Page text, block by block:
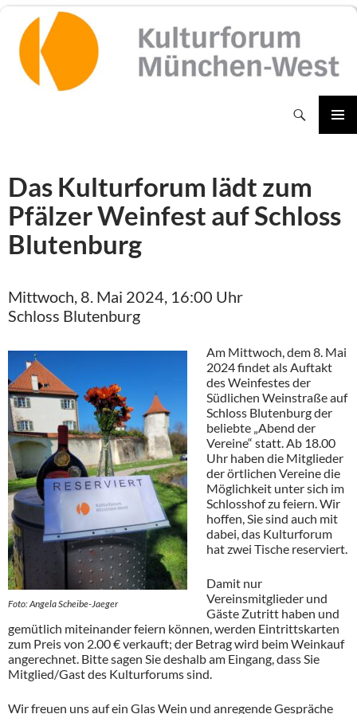
Inhalt
springen
Das Kulturforum lädt zum
Pfälzer Weinfest auf Schloss
Blutenburg
Mittwoch, 8. Mai 2024, 16:00 Uhr
Schloss Blutenburg
Foto: Angela Scheibe-Jaeger
Am Mittwoch, dem 8. Mai
2024 findet als Auftakt
des Weinfestes der
Südlichen Weinstraße auf
Schloss Blutenburg der
beliebte „Abend der
Vereine“ statt. Ab 18.00
Uhr haben die Mitglieder
der örtlichen Vereine die
Möglichkeit unter sich im
Schlosshof zu feiern. Wir
hoffen, Sie sind auch mit
dabei, das Kulturforum
hat zwei Tische reserviert.
Damit nur
Vereinsmitglieder und
Gäste Zutritt haben und
gemütlich miteinander feiern können, werden Eintrittskarten
zum Preis von 2.00 € verkauft; der Betrag wird beim Weinkauf
angerechnet. Bitte sagen Sie deshalb am Eingang, dass Sie
Mitglied/Gast des Kulturforums sind.
Wir freuen uns auf ein Glas Wein und anregende Gespräche